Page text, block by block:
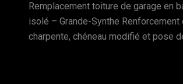
Remplacement toiture de garage en
isolé – Grande-Synthe Renforcement
charpente, chéneau modifié et pose